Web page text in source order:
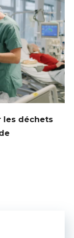
les déchets